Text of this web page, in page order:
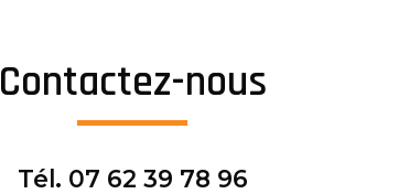
Contactez-nous
Tél. 07 62 39 78 96